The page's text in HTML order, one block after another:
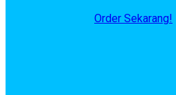
Order Sekarang!